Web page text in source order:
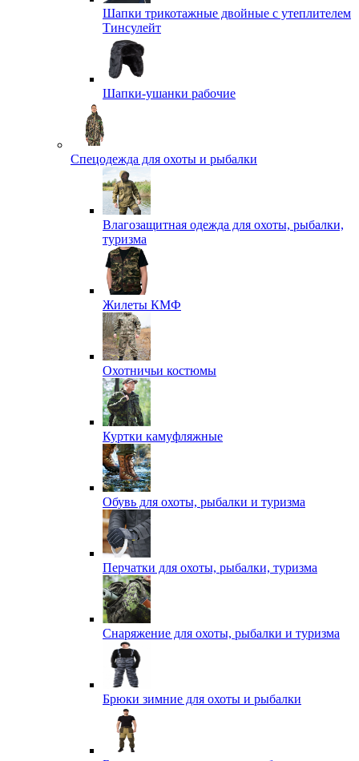
Шапки трикотажные двойные с утеплителем
Тинсулейт
Шапки-ушанки рабочие
Спецодежда для охоты и рыбалки
Влагозащитная одежда для охоты, рыбалки,
туризма
Жилеты КМФ
Охотничьи костюмы
Куртки камуфляжные
Обувь для охоты, рыбалки и туризма
Перчатки для охоты, рыбалки, туризма
Снаряжение для охоты, рыбалки и туризма
Брюки зимние для охоты и рыбалки